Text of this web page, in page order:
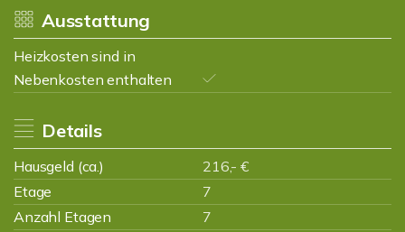
Ausstattung
Heizkosten sind in
Nebenkosten enthalten
Details
Hausgeld (ca.)
216,- €
Etage
7
Anzahl Etagen
7